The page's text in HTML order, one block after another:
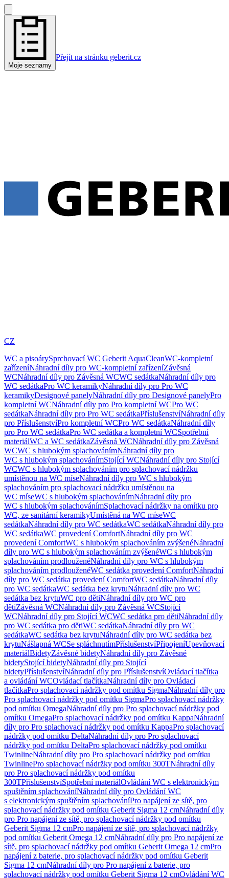
Moje seznamy
Přejít na stránku geberit.cz
CZ
WC a pisoárySprchovací WC Geberit AquaCleanWC-kompletní
zařízeníNáhradní díly pro WC-kompletní zařízeníZávěsná
WCNáhradní díly pro Závěsná WCWC sedátkaNáhradní díly pro
WC sedátkaPro WC keramikyNáhradní díly pro Pro WC
keramikyDesignové panelyNáhradní díly pro Designové panelyPro
kompletní WCNáhradní díly pro Pro kompletní WCPro WC
sedátkaNáhradní díly pro Pro WC sedátkaPříslušenstvíNáhradní díly
pro PříslušenstvíPro kompletní WCPro WC sedátkaNáhradní díly
pro Pro WC sedátkaPro WC sedátka a kompletní WCSpotřební
materiálWC a WC sedátkaZávěsná WCNáhradní díly pro Závěsná
WCWC s hlubokým splachovánímNáhradní díly pro
WC s hlubokým splachovánímStojící WCNáhradní díly pro Stojící
WCWC s hlubokým splachováním pro splachovací nádržku
umístěnou na WC míseNáhradní díly pro WC s hlubokým
splachováním pro splachovací nádržku umístěnou na
WC míseWC s hlubokým splachovánímNáhradní díly pro
WC s hlubokým splachovánímSplachovací nádržky na omítku pro
WC, ze sanitární keramikyUmístěná na WC míseWC
sedátkaNáhradní díly pro WC sedátkaWC sedátkaNáhradní díly pro
WC sedátkaWC provedení ComfortNáhradní díly pro WC
provedení ComfortWC s hlubokým splachováním zvýšenéNáhradní
díly pro WC s hlubokým splachováním zvýšenéWC s hlubokým
splachováním prodlouženéNáhradní díly pro WC s hlubokým
splachováním prodlouženéWC sedátka provedení ComfortNáhradní
díly pro WC sedátka provedení ComfortWC sedátkaNáhradní díly
pro WC sedátkaWC sedátka bez krytuNáhradní díly pro WC
sedátka bez krytuWC pro dětiNáhradní díly pro WC pro
dětiZávěsná WCNáhradní díly pro Závěsná WCStojící
WCNáhradní díly pro Stojící WCWC sedátka pro dětiNáhradní díly
pro WC sedátka pro dětiWC sedátkaNáhradní díly pro WC
sedátkaWC sedátka bez krytuNáhradní díly pro WC sedátka bez
krytuNášlapná WCSe spláchnutímPříslušenstvíPřipojeníUpevňovací
materiálBidetyZávěsné bidetyNáhradní díly pro Závěsné
bidetyStojící bidetyNáhradní díly pro Stojící
bidetyPříslušenstvíNáhradní díly pro PříslušenstvíOvládací tlačítka
a ovládání WCOvládací tlačítkaNáhradní díly pro Ovládací
tlačítkaPro splachovací nádržky pod omítku SigmaNáhradní díly pro
Pro splachovací nádržky pod omítku SigmaPro splachovací nádržky
pod omítku OmegaNáhradní díly pro Pro splachovací nádržky pod
omítku OmegaPro splachovací nádržky pod omítku KappaNáhradní
díly pro Pro splachovací nádržky pod omítku KappaPro splachovací
nádržky pod omítku DeltaNáhradní díly pro Pro splachovací
nádržky pod omítku DeltaPro splachovací nádržky pod omítku
TwinlineNáhradní díly pro Pro splachovací nádržky pod omítku
TwinlinePro splachovací nádržky pod omítku 300TNáhradní díly
pro Pro splachovací nádržky pod omítku
300TPříslušenstvíSpotřební materiálOvládání WC s elektronickým
spuštěním splachováníNáhradní díly pro Ovládání WC
s elektronickým spuštěním splachováníPro napájení ze sítě, pro
splachovací nádržky pod omítku Geberit Sigma 12 cmNáhradní díly
pro Pro napájení ze sítě, pro splachovací nádržky pod omítku
Geberit Sigma 12 cmPro napájení ze sítě, pro splachovací nádržky
pod omítku Geberit Omega 12 cmNáhradní díly pro Pro napájení ze
sítě, pro splachovací nádržky pod omítku Geberit Omega 12 cmPro
napájení z baterie, pro splachovací nádržky pod omítku Geberit
Sigma 12 cmNáhradní díly pro Pro napájení z baterie, pro
splachovací nádržky pod omítku Geberit Sigma 12 cmOvládání WC